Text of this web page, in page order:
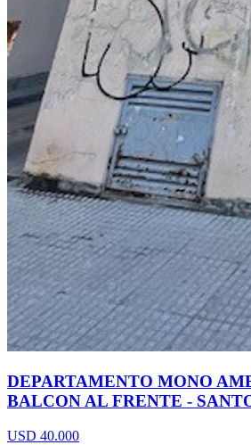
DEPARTAMENTO MONO
BALCON AL FRENTE -
USD 40.000